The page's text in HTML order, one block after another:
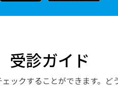
受診ガイド
ックすることができます。